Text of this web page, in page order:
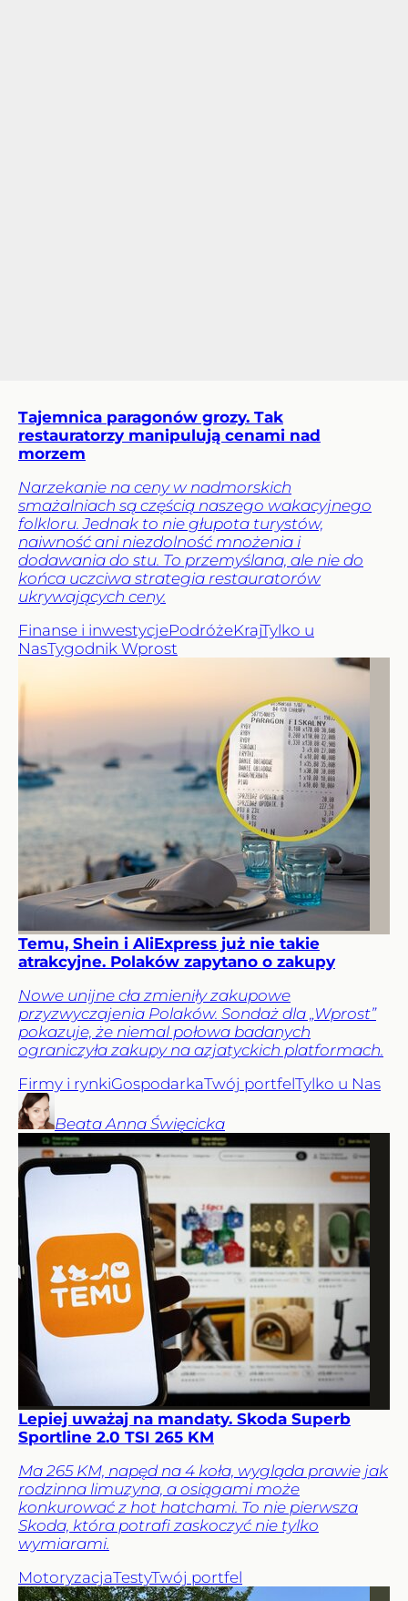
Tajemnica paragonów grozy. Tak
restauratorzy manipulują cenami nad
morzem
Narzekanie na ceny w nadmorskich
smażalniach są częścią naszego wakacyjnego
folkloru. Jednak to nie głupota turystów,
naiwność ani niezdolność mnożenia i
dodawania do stu. To przemyślana, ale nie do
końca uczciwa strategia restauratorów
ukrywających ceny.
Finanse i inwestycjePodróżeKrajTylko u
NasTygodnik Wprost
Temu, Shein i AliExpress już nie takie
atrakcyjne. Polaków zapytano o zakupy
Nowe unijne cła zmieniły zakupowe
przyzwyczajenia Polaków. Sondaż dla „Wprost”
pokazuje, że niemal połowa badanych
ograniczyła zakupy na azjatyckich platformach.
Firmy i rynkiGospodarkaTwój portfelTylko u Nas
Beata Anna Święcicka
Lepiej uważaj na mandaty. Skoda Superb
Sportline 2.0 TSI 265 KM
Ma 265 KM, napęd na 4 koła, wygląda prawie jak
rodzinna limuzyna, a osiągami może
konkurować z hot hatchami. To nie pierwsza
Skoda, która potrafi zaskoczyć nie tylko
wymiarami.
MotoryzacjaTestyTwój portfel